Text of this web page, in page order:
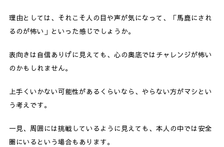
理由としては、それこそ人の目や声が気になって、「馬鹿にされ
るのが怖い」といった感じでしょうか。
表向きは自信ありげに見えても、心の奥底ではチャレンジが怖い
のかもしれません。
上手くいかない可能性があるくらいなら、やらない方がマシとい
う考えです。
一見、周囲には挑戦しているように見えても、本人の中では安全
圏にいるという場合もあります。